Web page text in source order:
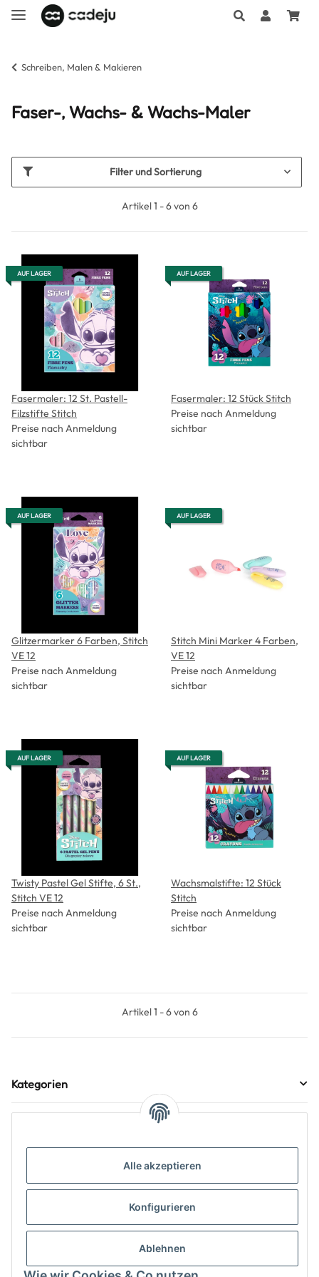
Alle akzeptieren
Konfigurieren
Ablehnen
Schreiben, Malen & Makieren
Faser-, Wachs- & Wachs-Maler
Filter und Sortierung
Artikel 1 - 6 von 6
AUF LAGER
Fasermaler: 12 St. Pastell-
Filzstifte Stitch
Preise nach Anmeldung
sichtbar
AUF LAGER
Fasermaler: 12 Stück Stitch
Preise nach Anmeldung
sichtbar
AUF LAGER
Glitzermarker 6 Farben, Stitch
VE 12
Preise nach Anmeldung
sichtbar
AUF LAGER
Stitch Mini Marker 4 Farben,
VE 12
Preise nach Anmeldung
sichtbar
AUF LAGER
Twisty Pastel Gel Stifte, 6 St.,
Stitch VE 12
Preise nach Anmeldung
sichtbar
AUF LAGER
Wachsmalstifte: 12 Stück
Stitch
Preise nach Anmeldung
sichtbar
Artikel 1 - 6 von 6
Kategorien
Informationen
Gesetzliche Informationen